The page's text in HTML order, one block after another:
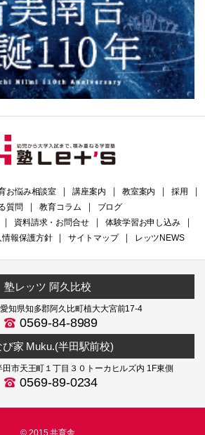
お悩み相談室 ｜ 講座案内 ｜ 教室案内 ｜ 採用
｜
質問
｜ 教育コラム ｜
ブログ
｜ 資料請求・お問合せ ｜ 体験学習お申し込み
｜
情報保護方針 ｜ サイトマップ ｜ レッツNEWS
塾レッツ 阿久比校
知県知多郡阿久比町植大大宮前17-4
0569-84-8989
び家 Muku.(半田駅前校)
市天王町１丁目３０トーカヒルズ内 1F東側
0569-89-0234
© 2015 共育舎